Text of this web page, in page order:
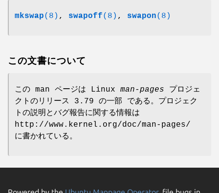
mkswap(8) , swapoff(8) , swapon(8)
この文書について
この man ページは Linux man-pages プロジェ
クトのリリース 3.79 の一部 である。プロジェク
トの説明とバグ報告に関する情報は
http://www.kernel.org/doc/man-pages/
に書かれている。